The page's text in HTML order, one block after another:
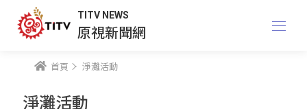
TITV NEWS
原視新聞網
首頁 淨灘活動
淨灘活動